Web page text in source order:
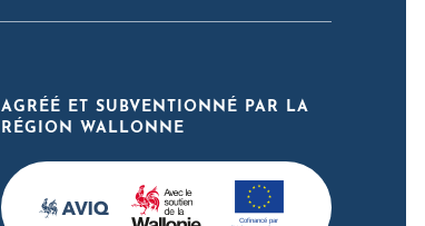
AGRÉÉ ET SUBVENTIONNÉ PAR LA
RÉGION WALLONNE